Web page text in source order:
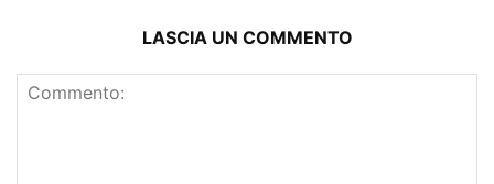
LASCIA UN COMMENTO